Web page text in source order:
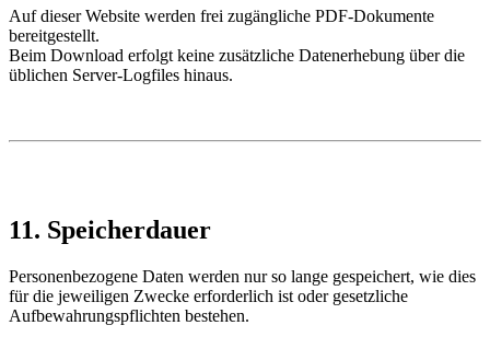
Auf dieser Website werden frei zugängliche PDF-Dokumente
bereitgestellt.
Beim Download erfolgt keine zusätzliche Datenerhebung über die
üblichen Server-Logfiles hinaus.
11. Speicherdauer
Personenbezogene Daten werden nur so lange gespeichert, wie dies
für die jeweiligen Zwecke erforderlich ist oder gesetzliche
Aufbewahrungspflichten bestehen.